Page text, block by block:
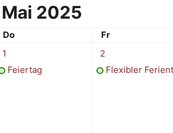
Mai 2025
Donnerstag
Do Freitag
Fr
1 Termin, Donnerstag, 1. Mai
1
Feiertag
1 Termin, Freitag,
2
Flexibler